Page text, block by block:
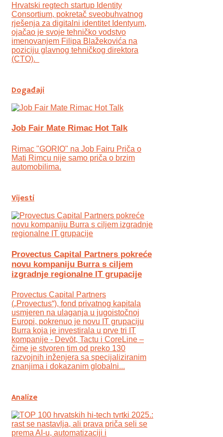
Hrvatski regtech startup Identity
Consortium, pokretač sveobuhvatnog
rješenja za digitalni identitet Identyum,
ojаčao je svoje tehničko vodstvo
imenovanjem Filipa Blažekovića na
poziciju glavnog tehničkog direktora
(CTO).
Događaji
Job Fair Mate Rimac Hot Talk
Rimac "GORIO" na Job Fairu Priča o
Mati Rimcu nije samo priča o brzim
automobilima.
Vijesti
Provectus Capital Partners pokreće
novu kompaniju Burra s ciljem
izgradnje regionalne IT grupacije
Provectus Capital Partners
(„Provectus“), fond privatnog kapitala
usmjeren na ulaganja u jugoistočnoj
Europi, pokrenuo je novu IT grupaciju
Burra koja je investirala u prve tri IT
kompanije - Devōt, Tactu i CoreLine –
čime je stvoren tim od preko 130
razvojnih inženjera sa specijaliziranim
znanjima i dokazanim globalni...
Analize